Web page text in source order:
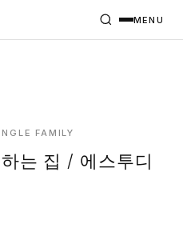
MENU
FAMILY
는 집 / 에스투디